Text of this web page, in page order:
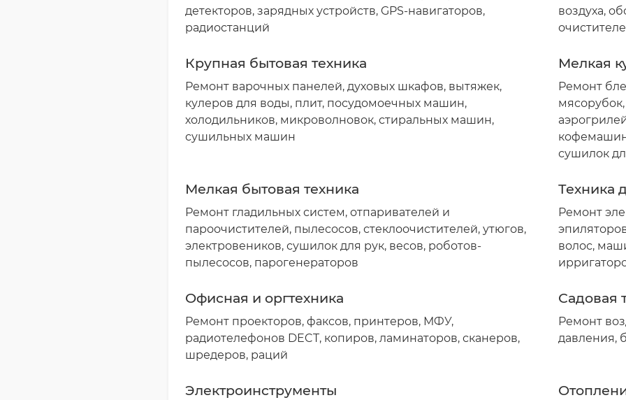
детекторов, зарядных устройств, GPS-навигаторов,
радиостанций
воздуха,
Крупная бытовая техника
Ремонт варочных панелей, духовых шкафов, вытяжек,
кулеров для воды, плит, посудомоечных машин,
холодильников, микроволновок, стиральных машин,
сушильных машин
Мелкая
Ремонт
сушилок
Мелкая бытовая техника
Ремонт гладильных систем, отпаривателей и
пароочистителей, пылесосов, стеклоочистителей, утюгов,
электровеников, сушилок для рук, весов, роботов-
пылесосов, парогенераторов
Техника
Ремонт
волос,
Офисная и оргтехника
Ремонт проекторов, факсов, принтеров, МФУ,
радиотелефонов DECT, копиров, ламинаторов, сканеров,
шредеров, раций
Садовая
Ремонт
давления,
Электроинструменты